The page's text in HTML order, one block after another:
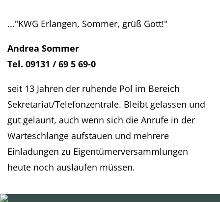
..."KWG Erlangen, Sommer, grüß Gott!"
Andrea Sommer
Tel. 09131 / 69 5 69-0
seit 13 Jahren der ruhende Pol im Bereich
Sekretariat/Telefonzentrale. Bleibt gelassen und
gut gelaunt, auch wenn sich die Anrufe in der
Warteschlange aufstauen und mehrere
Einladungen zu Eigentümerversammlungen
heute noch auslaufen müssen.